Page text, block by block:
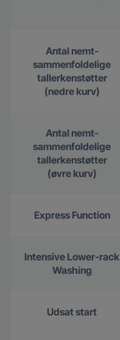
Antal nemt-
sammenfoldelige
tallerkenstøtter
(nedre kurv)
Antal nemt-
sammenfoldelige
tallerkenstøtter
(øvre kurv)
Express Function
Intensive Lower-rack
Washing
Udsat start